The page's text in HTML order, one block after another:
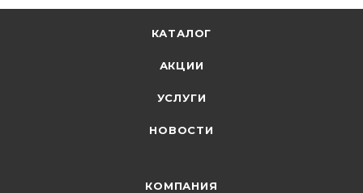
КАТАЛОГ
АКЦИИ
УСЛУГИ
НОВОСТИ
КОМПАНИЯ